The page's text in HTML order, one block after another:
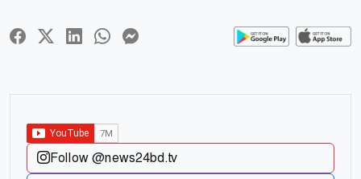
Follow @news24bd.tv